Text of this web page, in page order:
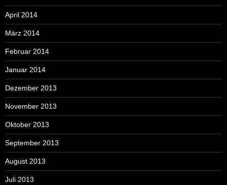
April 2014
März 2014
Februar 2014
Januar 2014
Dezember 2013
November 2013
Oktober 2013
September 2013
August 2013
Juli 2013